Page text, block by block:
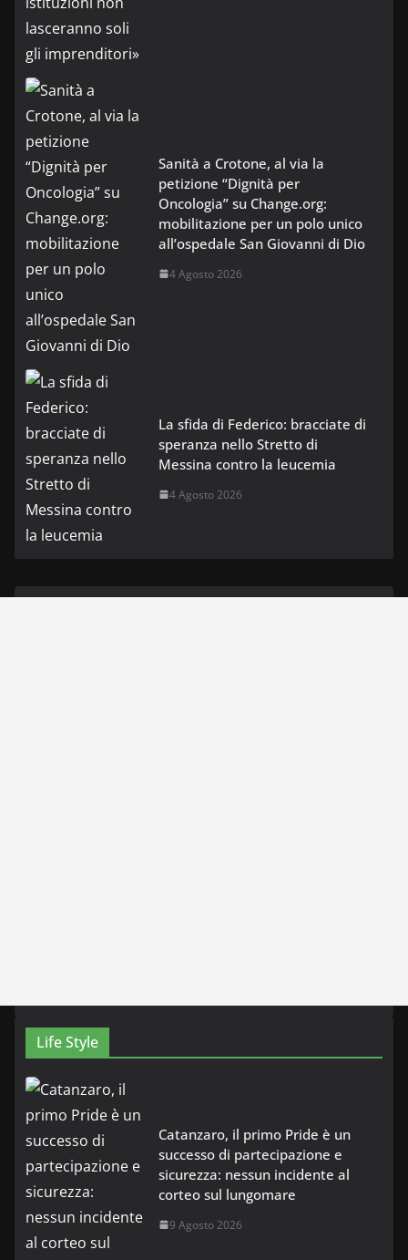
Sanità a Crotone, al via la
petizione “Dignità per
Oncologia” su Change.org:
mobilitazione per un polo unico
all’ospedale San Giovanni di Dio
4 Agosto 2026
La sfida di Federico: bracciate di
speranza nello Stretto di
Messina contro la leucemia
4 Agosto 2026
Life Style
Catanzaro, il primo Pride è un
successo di partecipazione e
sicurezza: nessun incidente al
corteo sul lungomare
9 Agosto 2026